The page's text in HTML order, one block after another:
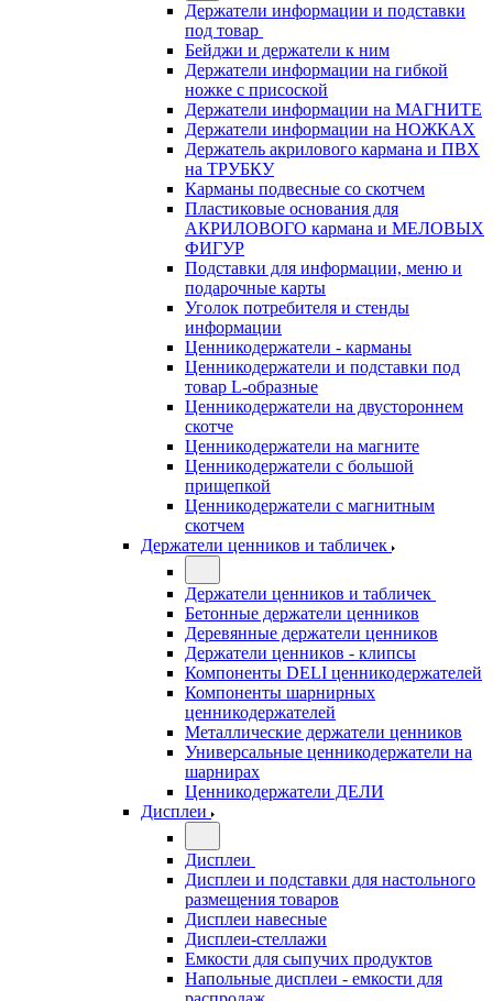
Держатели информации и подставки
под товар
Бейджи и держатели к ним
Держатели информации на гибкой
ножке с присоской
Держатели информации на МАГНИТЕ
Держатели информации на НОЖКАХ
Держатель акрилового кармана и ПВХ
на ТРУБКУ
Карманы подвесные со скотчем
Пластиковые основания для
АКРИЛОВОГО кармана и МЕЛОВЫХ
ФИГУР
Подставки для информации, меню и
подарочные карты
Уголок потребителя и стенды
информации
Ценникодержатели - карманы
Ценникодержатели и подставки под
товар L-образные
Ценникодержатели на двустороннем
скотче
Ценникодержатели на магните
Ценникодержатели с большой
прищепкой
Ценникодержатели с магнитным
скотчем
Держатели ценников и табличек
Держатели ценников и табличек
Бетонные держатели ценников
Деревянные держатели ценников
Держатели ценников - клипсы
Компоненты DELI ценникодержателей
Компоненты шарнирных
ценникодержателей
Металлические держатели ценников
Универсальные ценникодержатели на
шарнирах
Ценникодержатели ДЕЛИ
Дисплеи
Дисплеи
Дисплеи и подставки для настольного
размещения товаров
Дисплеи навесные
Дисплеи-стеллажи
Емкости для сыпучих продуктов
Напольные дисплеи - емкости для